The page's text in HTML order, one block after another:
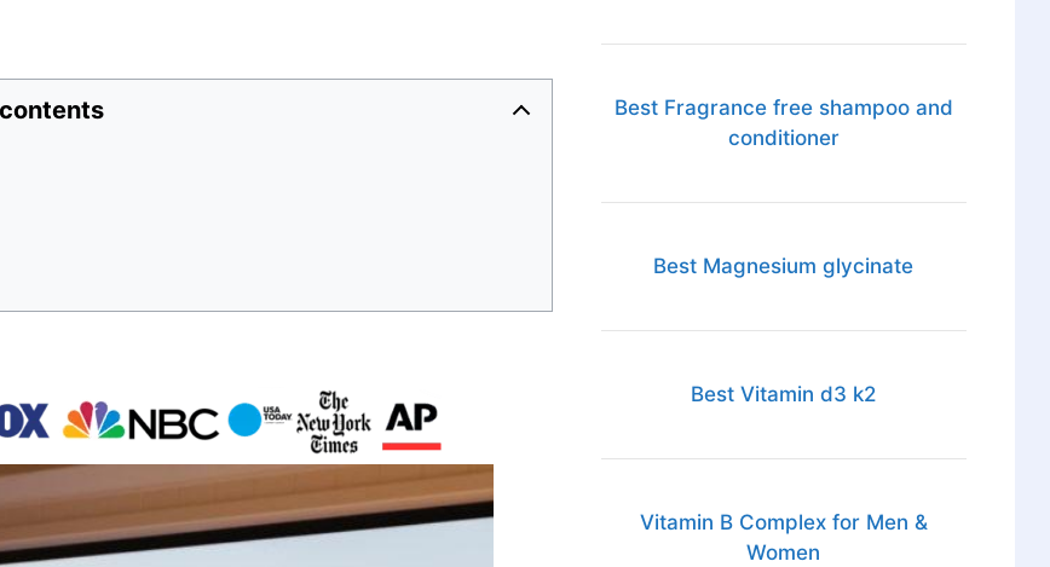
Best Fragrance free shampoo and
conditioner
Best Magnesium glycinate
Best Vitamin d3 k2
Vitamin B Complex for Men &
Women